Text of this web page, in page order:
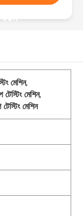
করুন
মেশিন,
টেস্টিং মেশিন,
মেশিন